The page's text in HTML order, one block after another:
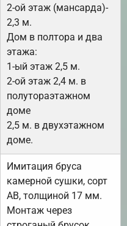
2-ой этаж (мансарда)-
2,3 м.
Дом в полтора и два
этажа:
1-ый этаж 2,5 м.
2-ой этаж 2,4 м. в
полутораэтажном
доме
2,5 м. в двухэтажном
доме.
Имитация бруса
камерной сушки, сорт
АВ, толщиной 17 мм.
Монтаж через